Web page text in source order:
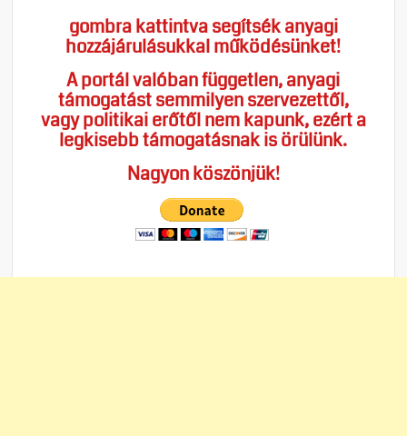
gombra kattintva segítsék anyagi
hozzájárulásukkal működésünket!
A portál valóban független, anyagi
támogatást semmilyen szervezettől,
vagy politikai erőtől nem kapunk, ezért a
legkisebb támogatásnak is örülünk.
Nagyon köszönjük!